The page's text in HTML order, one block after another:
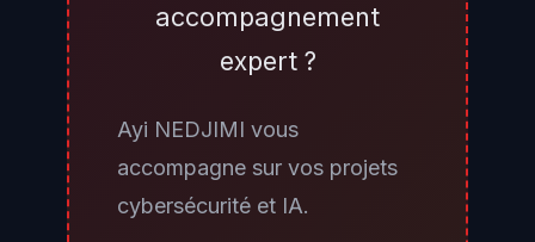
confiance, absence de tests de
sécurité automatisés,
historique de CVE déjà
découvertes par fuzzing. Une
revue red team utilisant elle-même
accompagnement
expert ?
Ayi NEDJIMI vous
accompagne sur vos projets
cybersécurité et IA.